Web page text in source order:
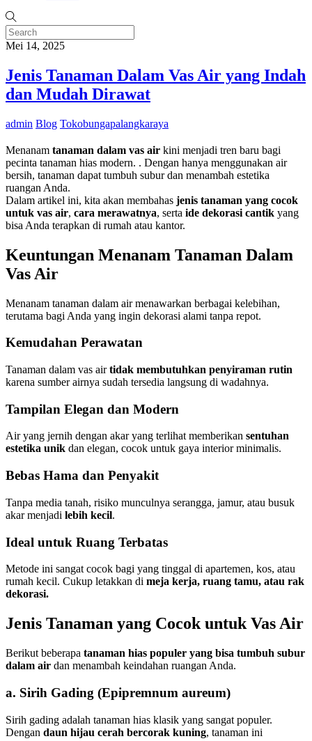
Mei 14, 2025
Jenis Tanaman Dalam Vas Air yang Indah
dan Mudah Dirawat
admin Blog Tokobungapalangkaraya
Menanam tanaman dalam vas air kini menjadi tren baru bagi
pecinta tanaman hias modern. . Dengan hanya menggunakan air
bersih, tanaman dapat tumbuh subur dan menambah estetika
ruangan Anda.
Dalam artikel ini, kita akan membahas jenis tanaman yang cocok
untuk vas air, cara merawatnya, serta ide dekorasi cantik yang
bisa Anda terapkan di rumah atau kantor.
Keuntungan Menanam Tanaman Dalam
Vas Air
Menanam tanaman dalam air menawarkan berbagai kelebihan,
terutama bagi Anda yang ingin dekorasi alami tanpa repot.
Kemudahan Perawatan
Tanaman dalam vas airtidak membutuhkan penyiraman rutin
karena sumber airnya sudah tersedia langsung di wadahnya.
Tampilan Elegan dan Modern
Air yang jernih dengan akar yang terlihat memberikan sentuhan
estetika unik dan elegan, cocok untuk gaya interior minimalis.
Bebas Hama dan Penyakit
Tanpa media tanah, risiko munculnya serangga, jamur, atau busuk
akar menjadi lebih kecil.
Ideal untuk Ruang Terbatas
Metode ini sangat cocok bagi yang tinggal di apartemen, kos, atau
rumah kecil. Cukup letakkan di meja kerja, ruang tamu, atau rak
dekorasi.
Jenis Tanaman yang Cocok untuk Vas Air
Berikut beberapa tanaman hias populer yang bisa tumbuh subur
dalam air dan menambah keindahan ruangan Anda.
a. Sirih Gading (Epipremnum aureum)
Sirih gading adalah tanaman hias klasik yang sangat populer.
Dengan daun hijau cerah bercorak kuning, tanaman ini